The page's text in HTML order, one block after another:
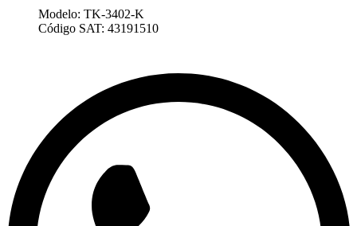
Modelo: TK-3402-K
Código SAT: 43191510